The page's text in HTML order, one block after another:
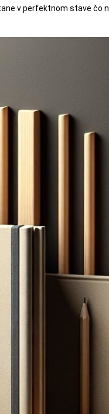
v perfektnom stave čo